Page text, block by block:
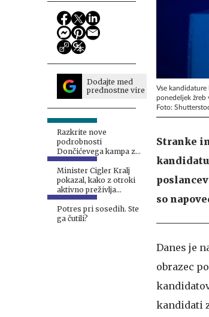
Dodajte med
prednostne vire
Razkrite nove
podrobnosti
Dončićevega kampa z
Lakersi v Sloveniji
Minister Cigler Kralj
pokazal, kako z otroki
aktivno preživlja
počitnice na kmetiji
Potres pri sosedih. Ste
ga čutili?
Vse
ponedeljek žreb
Foto:
Stranke
so
Danes je
obrazec
kandidati